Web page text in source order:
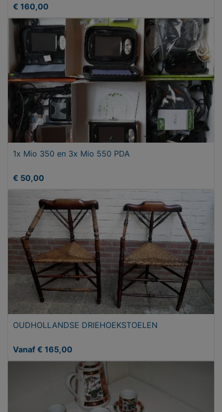
€ 160,00
1x Mio 350 en 3x Mio 550 PDA
€ 50,00
OUDHOLLANDSE DRIEHOEKSTOELEN
Vanaf € 165,00